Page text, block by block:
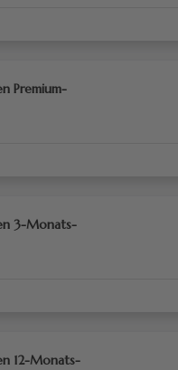
Premium-
3-Monats-
12-Monats-